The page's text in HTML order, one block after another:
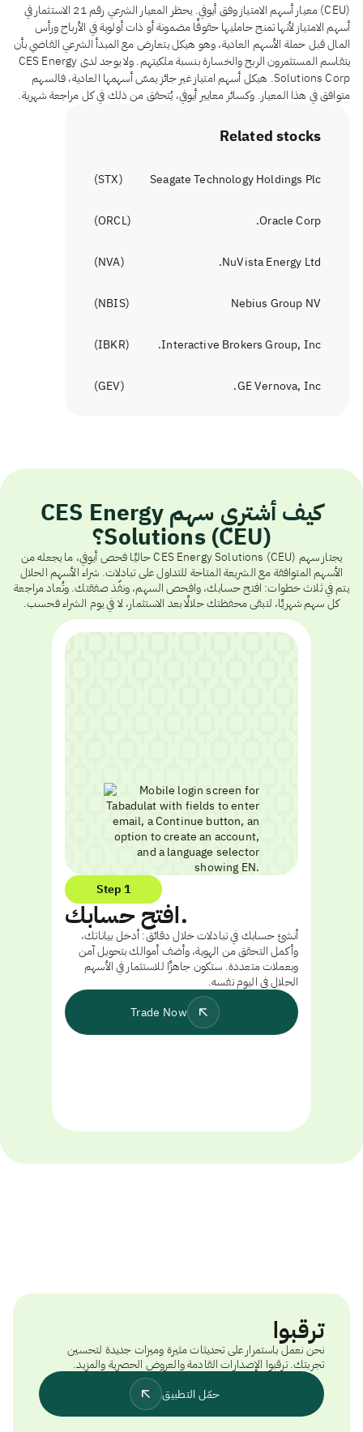
(CEU) معيار أسهم الامتياز وفق أيوفي. يحظر المعيار الشرعي رقم 21 الاستثمار في
أسهم الامتياز لأنها تمنح حامليها حقوقًا مضمونة أو ذات أولوية في الأرباح ورأس
المال قبل حملة الأسهم العادية، وهو هيكل يتعارض مع المبدأ الشرعي القاضي بأن
يتقاسم المستثمرون الربح والخسارة بنسبة ملكيتهم. ولا يوجد لدى CES Energy
Solutions Corp. هيكل أسهم امتياز غير جائز يمسّ أسهمها العادية، فالسهم
متوافق في هذا المعيار. وكسائر معايير أيوفي، يُتحقق من ذلك في كل مراجعة شهرية.
Related stocks
Seagate Technology Holdings Plc
(
STX
)
Oracle Corp.
(
ORCL
)
NuVista Energy Ltd.
(
NVA
)
Nebius Group NV
(
NBIS
)
Interactive Brokers Group, Inc.
(
IBKR
)
GE Vernova, Inc.
(
GEV
)
كيف أشتري سهم CES Energy
Solutions (CEU)؟
يجتاز سهم CES Energy Solutions (CEU) حاليًا فحص أيوفي، ما يجعله من
الأسهم المتوافقة مع الشريعة المتاحة للتداول على تبادلات. شراء الأسهم الحلال
يتم في ثلاث خطوات: افتح حسابك، وافحص السهم، ونفّذ صفقتك. وتُعاد مراجعة
كل سهم شهريًا، لتبقى محفظتك حلالًا بعد الاستثمار، لا في يوم الشراء فحسب.
Step 1
افتح حسابك.
أنشئ حسابك في تبادلات خلال دقائق: أدخل بياناتك،
وأكمل التحقق من الهوية، وأضف أموالك بتحويل آمن
وبعملات متعددة. ستكون جاهزًا للاستثمار في الأسهم
الحلال في اليوم نفسه.
Trade Now
ترقبوا
نحن نعمل باستمرار على تحديثات مثيرة وميزات جديدة لتحسين
تجربتك. ترقبوا الإصدارات القادمة والعروض الحصرية والمزيد.
حمّل التطبيق